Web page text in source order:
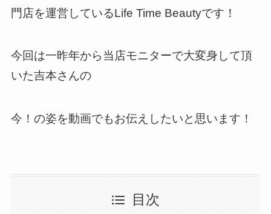
門店を運営しているLife Time Beautyです！
今回は一昨年から当店モニターで大変身して頂
いた吉本さんの
今！の姿を動画でもお伝えしたいと思います！
目次